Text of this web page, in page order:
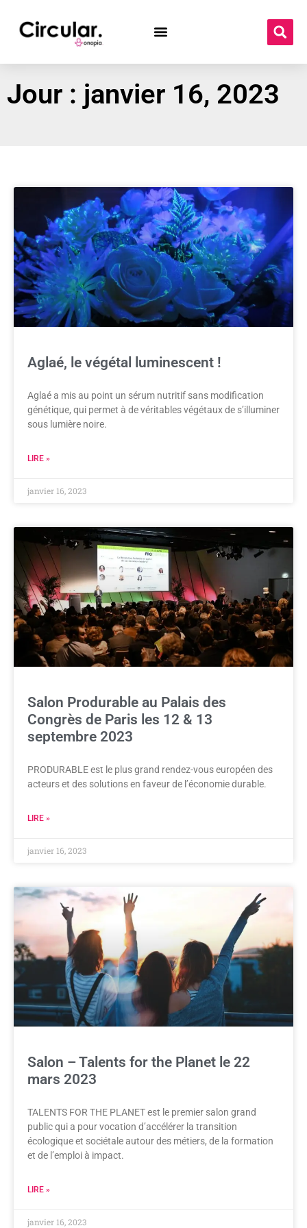
Jour : janvier 16, 2023
Aglaé, le végétal luminescent !
Aglaé a mis au point un sérum nutritif sans modification
génétique, qui permet à de véritables végétaux de s’illuminer
sous lumière noire.
LIRE »
janvier 16, 2023
Salon Produrable au Palais des
Congrès de Paris les 12 & 13
septembre 2023
PRODURABLE est le plus grand rendez-vous européen des
acteurs et des solutions en faveur de l’économie durable.
LIRE »
janvier 16, 2023
Salon – Talents for the Planet le 22
mars 2023
TALENTS FOR THE PLANET est le premier salon grand
public qui a pour vocation d’accélérer la transition
écologique et sociétale autour des métiers, de la formation
et de l’emploi à impact.
LIRE »
janvier 16, 2023